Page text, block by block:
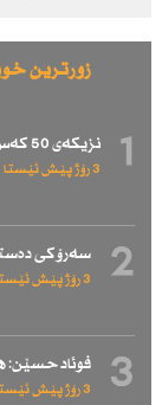
زۆرترین
1 نزیكەی 50 كەس لە ئێران لە سێدارە دراون
3 رۆژ پێش ئێستا
2 سەرۆكی
3 رۆژ پێش ئێستا
3 فوئاد حسێن:
3 رۆژ پێش ئێستا